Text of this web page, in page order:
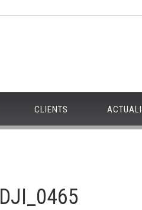
CLIENTS
DJI_0465